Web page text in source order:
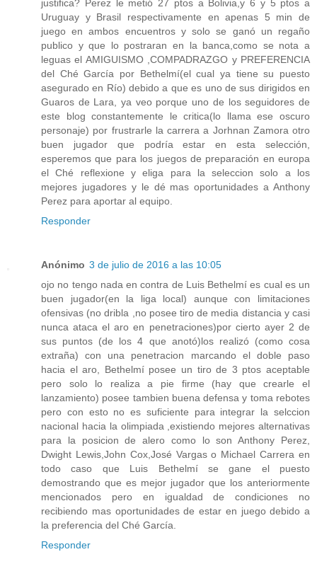
justifica? Perez le metió 27 ptos a Bolivia,y 6 y 5 ptos a
Uruguay y Brasil respectivamente en apenas 5 min de
juego en ambos encuentros y solo se ganó un regaño
publico y que lo postraran en la banca,como se nota a
leguas el AMIGUISMO ,COMPADRAZGO y PREFERENCIA
del Ché García por Bethelmí(el cual ya tiene su puesto
asegurado en Río) debido a que es uno de sus dirigidos en
Guaros de Lara, ya veo porque uno de los seguidores de
este blog constantemente le critica(lo llama ese oscuro
personaje) por frustrarle la carrera a Jorhnan Zamora otro
buen jugador que podría estar en esta selección,
esperemos que para los juegos de preparación en europa
el Ché reflexione y eliga para la seleccion solo a los
mejores jugadores y le dé mas oportunidades a Anthony
Perez para aportar al equipo.
Responder
Anónimo 3 de julio de 2016 a las 10:05
ojo no tengo nada en contra de Luis Bethelmí es cual es un
buen jugador(en la liga local) aunque con limitaciones
ofensivas (no dribla ,no posee tiro de media distancia y casi
nunca ataca el aro en penetraciones)por cierto ayer 2 de
sus puntos (de los 4 que anotó)los realizó (como cosa
extraña) con una penetracion marcando el doble paso
hacia el aro, Bethelmí posee un tiro de 3 ptos aceptable
pero solo lo realiza a pie firme (hay que crearle el
lanzamiento) posee tambien buena defensa y toma rebotes
pero con esto no es suficiente para integrar la selccion
nacional hacia la olimpiada ,existiendo mejores alternativas
para la posicion de alero como lo son Anthony Perez,
Dwight Lewis,John Cox,José Vargas o Michael Carrera en
todo caso que Luis Bethelmí se gane el puesto
demostrando que es mejor jugador que los anteriormente
mencionados pero en igualdad de condiciones no
recibiendo mas oportunidades de estar en juego debido a
la preferencia del Ché García.
Responder